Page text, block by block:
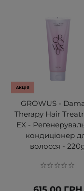
АКЦІЯ
GROWUS -
Therapy Hair
EX -
кондиціонер
волосся -